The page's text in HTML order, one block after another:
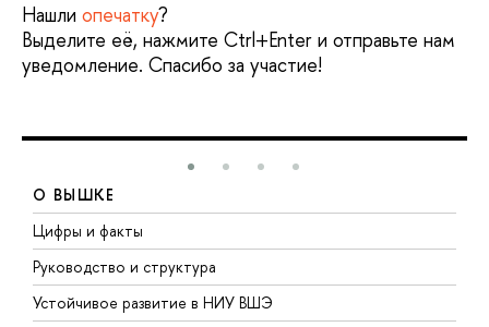
Нашли опечатку?
Выделите её, нажмите Ctrl+Enter и отправьте нам
уведомление. Спасибо за участие!
О ВЫШКЕ
Цифры и факты
Руководство и структура
Устойчивое развитие в НИУ ВШЭ